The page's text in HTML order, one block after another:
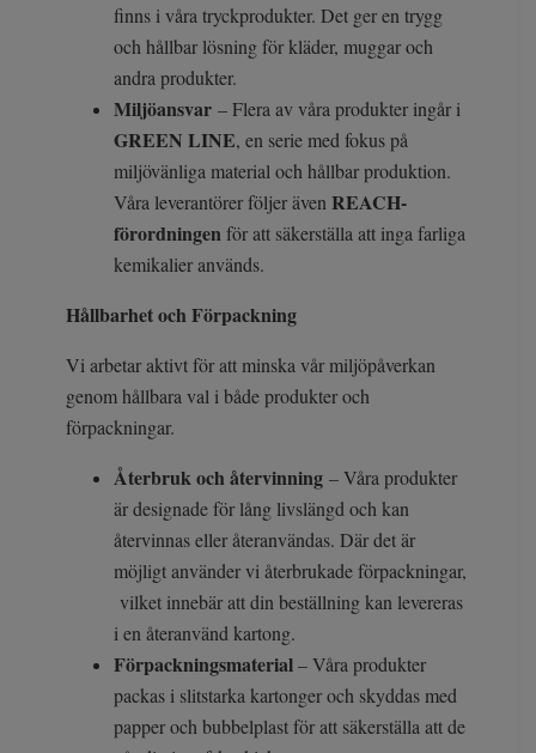
finns i våra tryckprodukter. Det ger en trygg
och hållbar lösning för kläder, muggar och
andra produkter.
Miljöansvar – Flera av våra produkter ingår i
GREEN LINE, en serie med fokus på
miljövänliga material och hållbar produktion.
Våra leverantörer följer även REACH-
förordningenför att säkerställa att inga farliga
kemikalier används.
Hållbarhet och Förpackning
Vi arbetar aktivt för att minska vår miljöpåverkan
genom hållbara val i både produkter och
förpackningar.
Återbruk och återvinning – Våra produkter
är designade för lång livslängd och kan
återvinnas eller återanvändas. Där det är
möjligt använder vi återbrukade förpackningar,
vilket innebär att din beställning kan levereras
i en återanvänd kartong.
Förpackningsmaterial– Våra produkter
packas i slitstarka kartonger och skyddas med
papper och bubbelplast för att säkerställa att de